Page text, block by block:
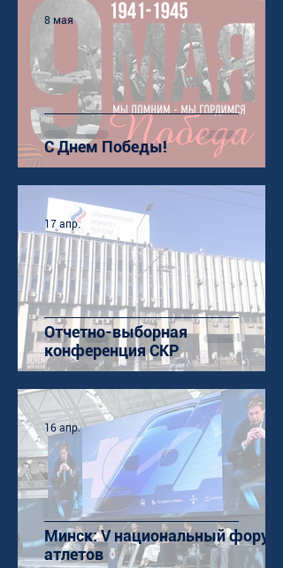
С Днем Победы!
8 мая
Отчетно-выборная
конференция СКР
17 апр.
Минск: V национальный форум
атлетов
16 апр.